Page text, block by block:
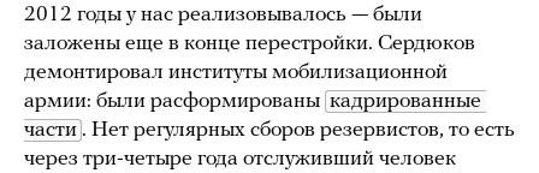
2012 годы у нас реализовывалось — были
заложены еще в конце перестройки. Сердюков
демонтировал институты мобилизационной
армии: были расформированы кадрированные
части . Нет регулярных сборов резервистов, то есть
через три-четыре года отслуживший человек